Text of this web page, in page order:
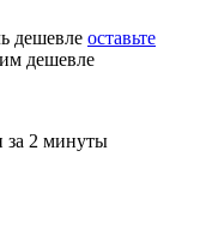
дешевле оставьте
дешевле
за 2 минуты